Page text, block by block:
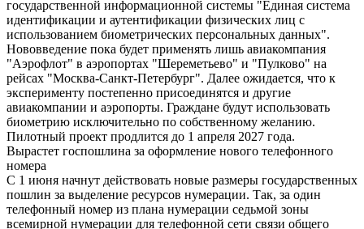
государственной информационной системы "Единая система
идентификации и аутентификации физических лиц с
использованием биометрических персональных данных".
Нововведение пока будет применять лишь авиакомпания
"Аэрофлот" в аэропортах "Шереметьево" и "Пулково" на
рейсах "Москва-Санкт-Петербург". Далее ожидается, что к
эксперименту постепенно присоединятся и другие
авиакомпании и аэропорты. Граждане будут использовать
биометрию исключительно по собственному желанию.
Пилотный проект продлится до 1 апреля 2027 года.
Вырастет госпошлина за оформление нового телефонного
номера
С 1 июня начнут действовать новые размеры государственных
пошлин за выделение ресурсов нумерации. Так, за один
телефонный номер из плана нумерации седьмой зоны
всемирной нумерации для телефонной сети связи общего